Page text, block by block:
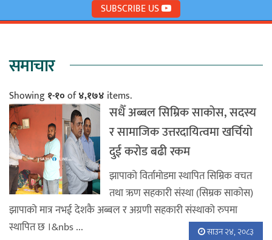
SUBSCRIBE US
समाचार
Showing१-१०of४,१७४ items.
साउन २४, २०८३
सधैँ अब्बल सिम्रिक साकोस, सदस्य
र सामाजिक उत्तरदायित्वमा खर्चियो
दुई करोड बढी रकम
झापाको विर्तामोडमा स्थापित सिम्रिक वचत
तथा ऋण सहकारी संस्था (सिम्रक साकोस)
झापाको मात्र नभई देशकै अब्बल र अग्रणी सहकारी संस्थाको रुपमा
स्थापित छ ।&nbs ...